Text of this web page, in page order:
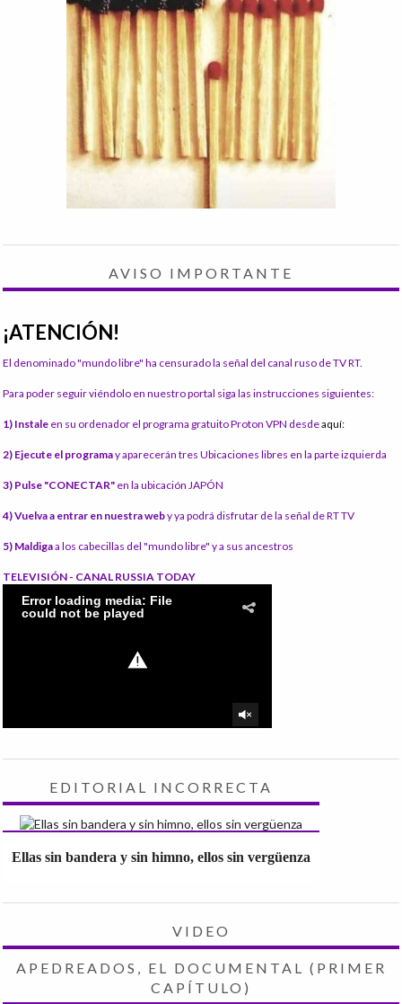
AVISO IMPORTANTE
¡ATENCIÓN!
El denominado "mundo libre" ha censurado la señal del canal ruso de TV RT.
Para poder seguir viéndolo en nuestro portal siga las instrucciones siguientes:
1) Instale en su ordenador el programa gratuito Proton VPN desdeaquí:
2) Ejecute el programay aparecerán tres Ubicaciones libres en la parte izquierda
3) Pulse "CONECTAR" en la ubicación JAPÓN
4) Vuelva a entrar en nuestra weby ya podrá disfrutar de la señal de RT TV
5) Maldigaa los cabecillas del "mundo libre" y a sus ancestros
TELEVISIÓN - CANAL RUSSIA TODAY
EDITORIAL INCORRECTA
Ellas sin bandera y sin himno, ellos sin vergüenza
VIDEO
APEDREADOS, EL DOCUMENTAL (PRIMER
CAPÍTULO)